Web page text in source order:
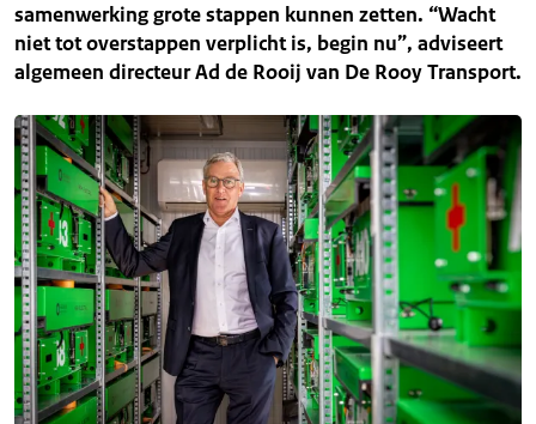
samenwerking grote stappen kunnen zetten. “Wacht
niet tot overstappen verplicht is, begin nu”, adviseert
algemeen directeur Ad de Rooij van De Rooy Transport.